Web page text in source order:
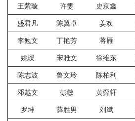
王紫璇
许雯 史京鑫
盛君凡
陈翼卓 姜欢
李勉文
丁艳芳 蒋雁
姚璨
宋雅文 徐维东
陈志波
鲁文玲 陈柏利
邓越文
彭敏 黄弈轩
罗坤
薛胜男 刘斌